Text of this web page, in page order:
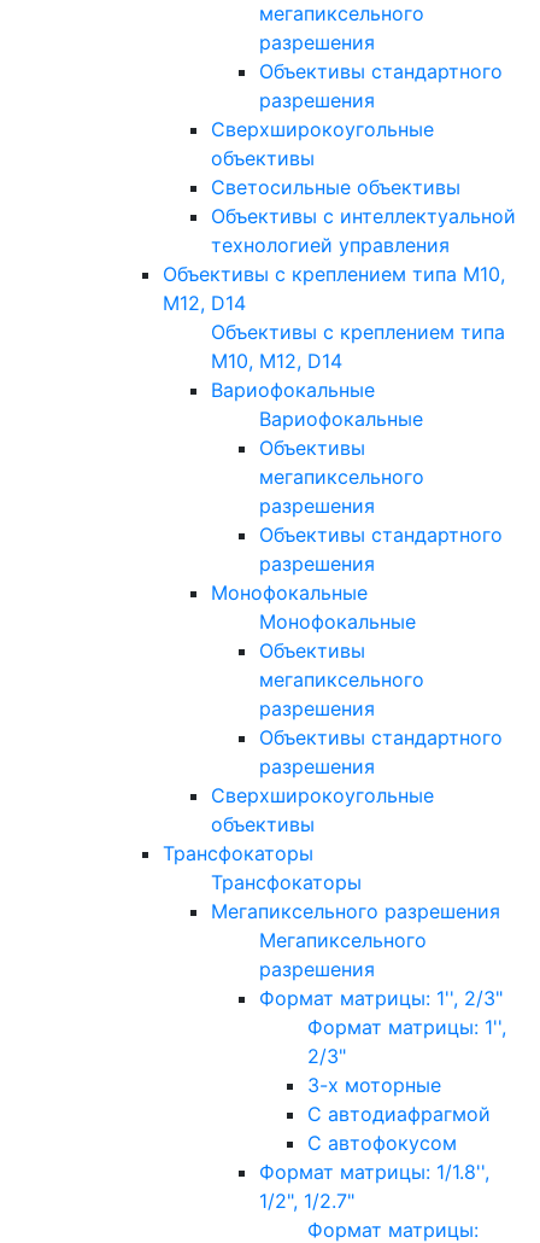
мегапиксельного
разрешения
Объективы стандартного
разрешения
Сверхширокоугольные
объективы
Светосильные объективы
Объективы с интеллектуальной
технологией управления
Объективы с креплением типа M10,
M12, D14
Объективы с креплением типа
M10, M12, D14
Вариофокальные
Вариофокальные
Объективы
мегапиксельного
разрешения
Объективы стандартного
разрешения
Монофокальные
Монофокальные
Объективы
мегапиксельного
разрешения
Объективы стандартного
разрешения
Сверхширокоугольные
объективы
Трансфокаторы
Трансфокаторы
Мегапиксельного разрешения
Мегапиксельного
разрешения
Формат матрицы: 1'', 2/3"
Формат матрицы: 1'',
2/3"
3-х моторные
С автодиафрагмой
С автофокусом
Формат матрицы: 1/1.8'',
1/2", 1/2.7"
Формат матрицы: